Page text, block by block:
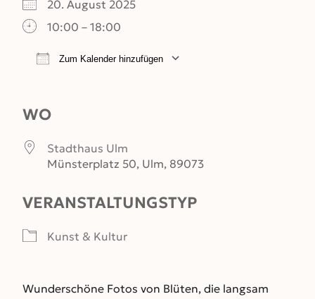
20. August 2025
10:00 – 18:00
Zum Kalender hinzufügen
WO
Stadthaus Ulm
Münsterplatz 50, Ulm, 89073
VERANSTALTUNGSTYP
Kunst & Kultur
Wunderschöne Fotos von Blüten, die langsam